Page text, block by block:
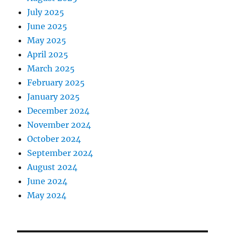
July 2025
June 2025
May 2025
April 2025
March 2025
February 2025
January 2025
December 2024
November 2024
October 2024
September 2024
August 2024
June 2024
May 2024